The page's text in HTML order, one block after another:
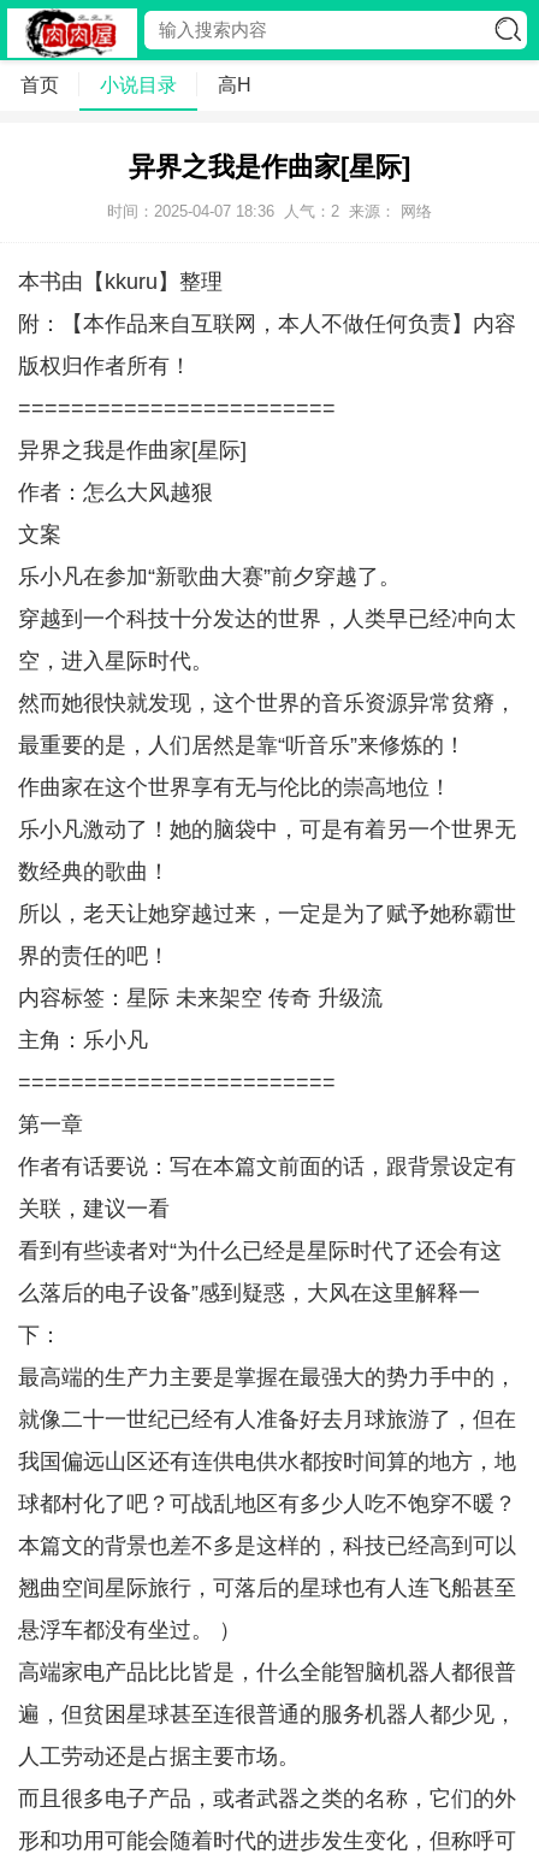
首页 小说目录 高H
异界之我是作曲家[星际]
时间：2025-04-07 18:36 人气： 2 来源： 网络
本书由【kkuru】整理
附：【本作品来自互联网，本人不做任何负责】内容
版权归作者所有！
========================
异界之我是作曲家[星际]
作者：怎么大风越狠
文案
乐小凡在参加“新歌曲大赛”前夕穿越了。
穿越到一个科技十分发达的世界，人类早已经冲向太
空，进入星际时代。
然而她很快就发现，这个世界的音乐资源异常贫瘠，
最重要的是，人们居然是靠“听音乐”来修炼的！
作曲家在这个世界享有无与伦比的崇高地位！
乐小凡激动了！她的脑袋中，可是有着另一个世界无
数经典的歌曲！
所以，老天让她穿越过来，一定是为了赋予她称霸世
界的责任的吧！
内容标签：星际 未来架空 传奇 升级流
主角：乐小凡
========================
第一章
作者有话要说：写在本篇文前面的话，跟背景设定有
关联，建议一看
看到有些读者对“为什么已经是星际时代了还会有这
么落后的电子设备”感到疑惑，大风在这里解释一
下：
最高端的生产力主要是掌握在最强大的势力手中的，
就像二十一世纪已经有人准备好去月球旅游了，但在
我国偏远山区还有连供电供水都按时间算的地方，地
球都村化了吧？可战乱地区有多少人吃不饱穿不暖？
本篇文的背景也差不多是这样的，科技已经高到可以
翘曲空间星际旅行，可落后的星球也有人连飞船甚至
悬浮车都没有坐过。 ）
高端家电产品比比皆是，什么全能智脑机器人都很普
遍，但贫困星球甚至连很普通的服务机器人都少见，
人工劳动还是占据主要市场。
而且很多电子产品，或者武器之类的名称，它们的外
形和功用可能会随着时代的进步发生变化，但称呼可